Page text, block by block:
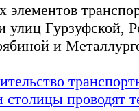
элементов
улиц Гурзуфской,
и
столицы проводят